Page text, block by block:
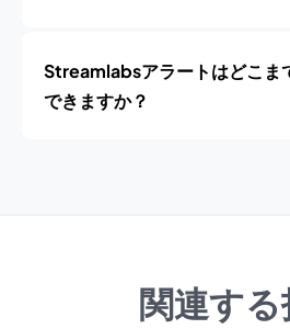
Streamlabsアラートはどこま
できますか？
関連す